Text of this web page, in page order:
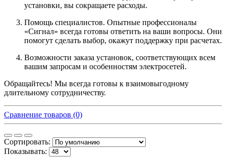
установки, вы сокращаете расходы.
Помощь специалистов. Опытные профессионалы
«Сигнал» всегда готовы ответить на ваши вопросы. Они
помогут сделать выбор, окажут поддержку при расчетах.
Возможности заказа установок, соответствующих всем
вашим запросам и особенностям электросетей.
Обращайтесь! Мы всегда готовы к взаимовыгодному
длительному сотрудничеству.
Сравнение товаров (0)
Сортировать:
Показывать: